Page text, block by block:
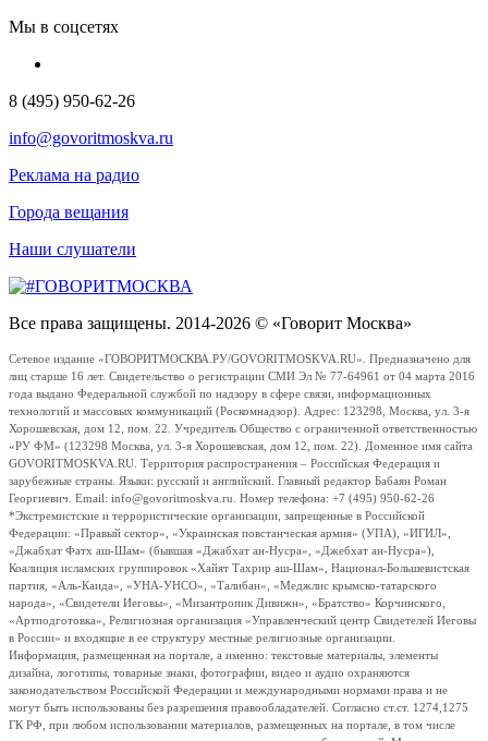
Мы в соцсетях
8 (495) 950-62-26
info@govoritmoskva.ru
Реклама на радио
Города вещания
Наши слушатели
Все права защищены. 2014-2026 © «Говорит Москва»
Сетевое издание «ГОВОРИТМОСКВА.РУ/GOVORITMOSKVA.RU». Предназначено для
лиц старше 16 лет. Свидетельство о регистрации СМИ Эл № 77-64961 от 04 марта 2016
года выдано Федеральной службой по надзору в сфере связи, информационных
технологий и массовых коммуникаций (Роскомнадзор). Адрес: 123298, Москва, ул. 3-я
Хорошевская, дом 12, пом. 22. Учредитель Общество с ограниченной ответственностью
«РУ ФМ» (123298 Москва, ул. 3-я Хорошевская, дом 12, пом. 22). Доменное имя сайта
GOVORITMOSKVA.RU. Территория распространения – Российская Федерация и
зарубежные страны. Языки: русский и английский. Главный редактор Бабаян Роман
Георгиевич. Email: info@govoritmoskva.ru. Номер телефона: +7 (495) 950-62-26
*Экстремистские и террористические организации, запрещенные в Российской
Федерации: «Правый сектор», «Украинская повстанческая армия» (УПА), «ИГИЛ»,
«Джабхат Фатх аш-Шам» (бывшая «Джабхат ан-Нусра», «Джебхат ан-Нусра»),
Коалиция исламских группировок «Хайят Тахрир аш-Шам», Национал-Большевистская
партия, «Аль-Каида», «УНА-УНСО», «Талибан», «Меджлис крымско-татарского
народа», «Свидетели Иеговы», «Мизантропик Дивижн», «Братство» Корчинского,
«Артподготовка», Религиозная организация «Управленческий центр Свидетелей Иеговы
в России» и входящие в ее структуру местные религиозные организации.
Информация, размещенная на портале, а именно: текстовые материалы, элементы
дизайна, логотипы, товарные знаки, фотографии, видео и аудио охраняются
законодательством Российской Федерации и международными нормами права и не
могут быть использованы без разрешения правообладателей. Согласно ст.ст. 1274,1275
ГК РФ, при любом использовании материалов, размещенных на портале, в том числе